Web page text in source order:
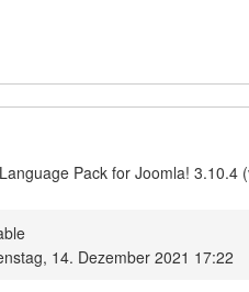
Pack for Joomla! 3.10.4
14. Dezember 2021 17:22